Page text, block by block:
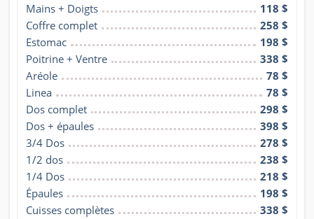
Mains + Doigts
118 $
Coffre complet
258 $
Estomac
198 $
Poitrine + Ventre
338 $
Aréole
78 $
Linea
78 $
Dos complet
298 $
Dos + épaules
398 $
3/4 Dos
278 $
1/2 dos
238 $
1/4 Dos
218 $
Épaules
198 $
Cuisses complètes
338 $